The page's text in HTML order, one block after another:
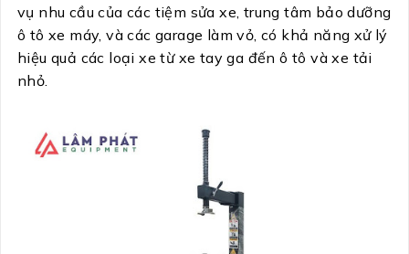
vụ nhu cầu của các tiệm sửa xe, trung tâm bảo dưỡng
ô tô xe máy, và các garage làm vỏ, có khả năng xử lý
hiệu quả các loại xe từ xe tay ga đến ô tô và xe tải
nhỏ.